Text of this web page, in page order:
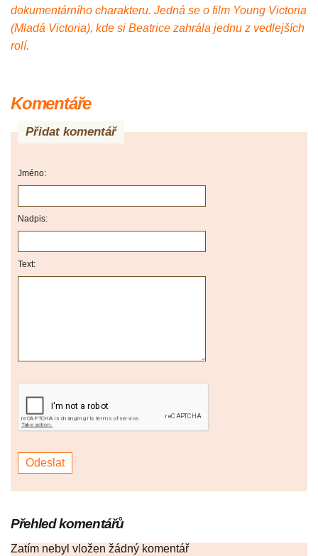
dokumentárního charakteru. Jedná se o film Young Victoria
(Mladá Victoria), kde si Beatrice zahrála jednu z vedlejších
rolí.
Komentáře
Přidat komentář
Jméno:
Nadpis:
Text:
Přehled komentářů
Zatím nebyl vložen žádný komentář